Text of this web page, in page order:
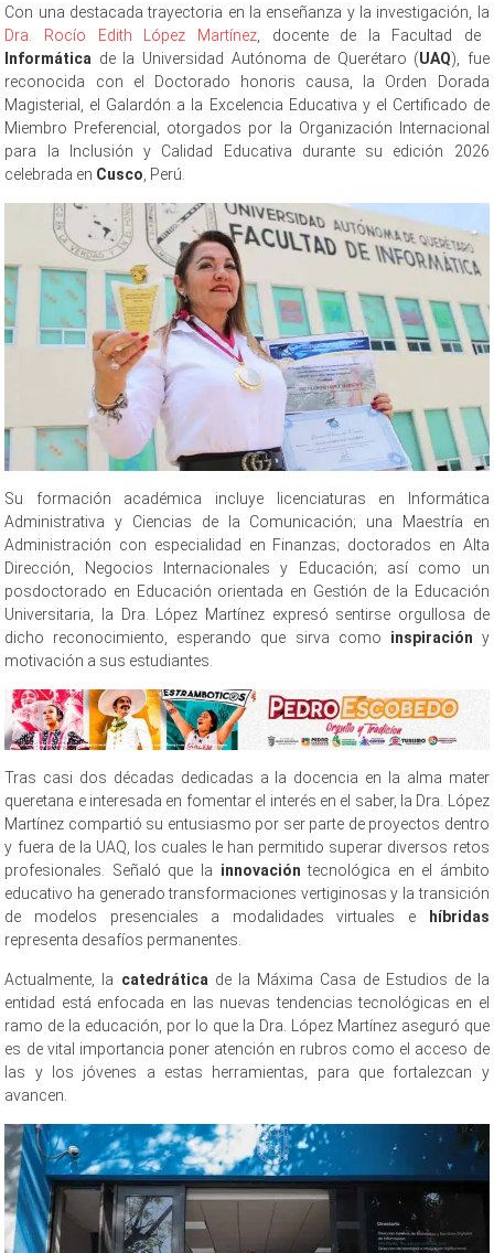
Con una destacada trayectoria en la enseñanza y la investigación, la
Dra. Rocío Edith López Martínez, docente de la Facultad de
Informática de la Universidad Autónoma de Querétaro (UAQ), fue
reconocida con el Doctorado honoris causa, la Orden Dorada
Magisterial, el Galardón a la Excelencia Educativa y el Certificado de
Miembro Preferencial, otorgados por la Organización Internacional
para la Inclusión y Calidad Educativa durante su edición 2026
celebrada en Cusco , Perú.
Su formación académica incluye licenciaturas en Informática
Administrativa y Ciencias de la Comunicación; una Maestría en
Administración con especialidad en Finanzas; doctorados en Alta
Dirección, Negocios Internacionales y Educación; así como un
posdoctorado en Educación orientada en Gestión de la Educación
Universitaria, la Dra. López Martínez expresó sentirse orgullosa de
dicho reconocimiento, esperando que sirva como inspiración y
motivación a sus estudiantes.
Tras casi dos décadas dedicadas a la docencia en la alma mater
queretana e interesada en fomentar el interés en el saber, la Dra. López
Martínez compartió su entusiasmo por ser parte de proyectos dentro
y fuera de la UAQ, los cuales le han permitido superar diversos retos
profesionales. Señaló que la innovación tecnológica en el ámbito
educativo ha generado transformaciones vertiginosas y la transición
de modelos presenciales a modalidades virtuales e
híbridas
representa desafíos permanentes.
Actualmente, la catedrática de la Máxima Casa de Estudios de la
entidad está enfocada en las nuevas tendencias tecnológicas en el
ramo de la educación, por lo que la Dra. López Martínez aseguró que
es de vital importancia poner atención en rubros como el acceso de
las y los jóvenes a estas herramientas, para que fortalezcan y
avancen.